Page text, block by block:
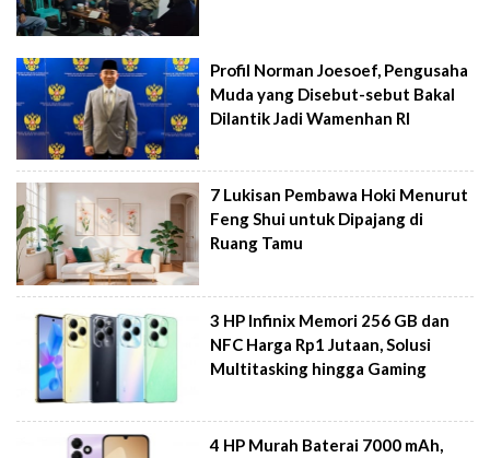
Profil Norman Joesoef, Pengusaha
Muda yang Disebut-sebut Bakal
Dilantik Jadi Wamenhan RI
7 Lukisan Pembawa Hoki Menurut
Feng Shui untuk Dipajang di
Ruang Tamu
3 HP Infinix Memori 256 GB dan
NFC Harga Rp1 Jutaan, Solusi
Multitasking hingga Gaming
4 HP Murah Baterai 7000 mAh,